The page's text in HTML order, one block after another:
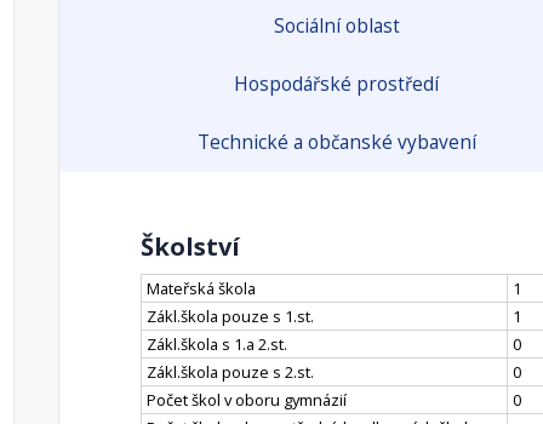
Sociální oblast
Hospodářské prostředí
Technické a občanské vybavení
Školství
Mateřská škola
1
Zákl.škola pouze s 1.st.
1
Zákl.škola s 1.a 2.st.
0
Zákl.škola pouze s 2.st.
0
Počet škol v oboru gymnázií
0